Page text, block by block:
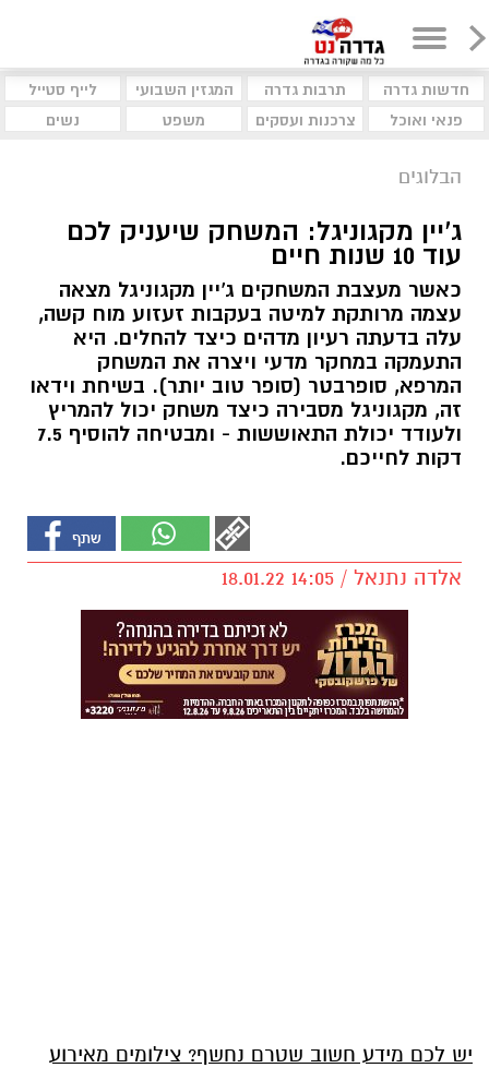
חדשות גדרה תרבות גדרה המגזין השבועי
לייף סטייל
פנאי ואוכל
צרכנות ועסקים משפט נשים
הבלוגים
ג'יין מקגוניגל: המשחק שיעניק לכם
עוד 10 שנות חיים
כאשר מעצבת המשחקים ג'יין מקגוניגל מצאה
עצמה מרותקת למיטה בעקבות זעזוע מוח קשה,
עלה בדעתה רעיון מדהים כיצד להחלים. היא
התעמקה במחקר מדעי ויצרה את המשחק
המרפא, סופרבטר (סופר טוב יותר). בשיחת וידאו
זה, מקגוניגל מסבירה כיצד משחק יכול להמריץ
ולעודד יכולת התאוששות - ומבטיחה להוסיף 7.5
דקות לחייכם.
אלדה נתנאל / 14:05 18.01.22
יש לכם מידע חשוב שטרם נחשף? צילומים מאירוע